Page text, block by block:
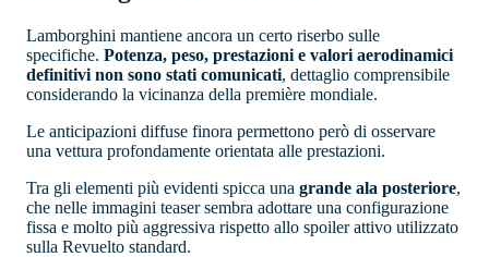
Lamborghini mantiene ancora un certo riserbo sulle
specifiche. Potenza, peso, prestazioni e valori aerodinamici
definitivi non sono stati comunicati, dettaglio comprensibile
considerando la vicinanza della première mondiale.
Le anticipazioni diffuse finora permettono però di osservare
una vettura profondamente orientata alle prestazioni.
Tra gli elementi più evidenti spicca una grande ala posteriore,
che nelle immagini teaser sembra adottare una configurazione
fissa e molto più aggressiva rispetto allo spoiler attivo utilizzato
sulla Revuelto standard.